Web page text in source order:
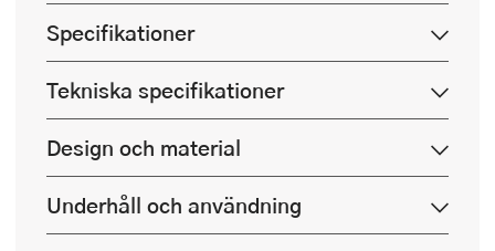
Specifikationer
Tekniska specifikationer
Design och material
Underhåll och användning